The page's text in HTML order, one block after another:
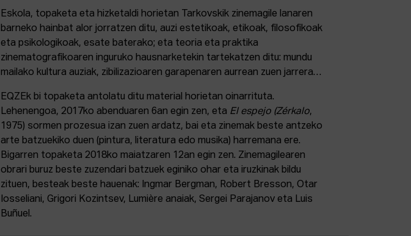
Eskola, topaketa eta hizketaldi horietan Tarkovskik zinemagile lanaren
barneko hainbat alor jorratzen ditu, auzi estetikoak, etikoak, filosofikoak
eta psikologikoak, esate baterako; eta teoria eta praktika
zinematografikoaren inguruko hausnarketekin tartekatzen ditu: mundu
mailako kultura auziak, zibilizazioaren garapenaren aurrean zuen jarrera…
EQZEk bi topaketa antolatu ditu material horietan oinarrituta.
Lehenengoa, 2017ko abenduaren 6an egin zen, eta El espejo (Zérkalo,
1975) sormen prozesua izan zuen ardatz, bai eta zinemak beste antzeko
arte batzuekiko duen (pintura, literatura edo musika) harremana ere.
Bigarren topaketa 2018ko maiatzaren 12an egin zen. Zinemagilearen
obrari buruz beste zuzendari batzuek eginiko ohar eta iruzkinak bildu
zituen, besteak beste hauenak: Ingmar Bergman, Robert Bresson, Otar
Iosseliani, Grigori Kozintsev, Lumière anaiak, Sergei Parajanov eta Luis
Buñuel.